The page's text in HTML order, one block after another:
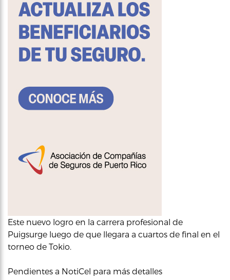
Este nuevo logro en la carrera profesional de
Puigsurge luego de que llegara a cuartos de final en el
torneo de Tokio.
Pendientes a NotiCel para más detalles